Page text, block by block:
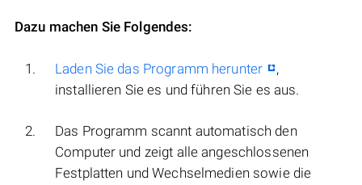
Dazu machen Sie Folgendes:
Laden Sie das Programm herunter
,
installieren Sie es und führen Sie es aus.
Das Programm scannt automatisch den
Computer und zeigt alle angeschlossenen
Festplatten und Wechselmedien sowie die